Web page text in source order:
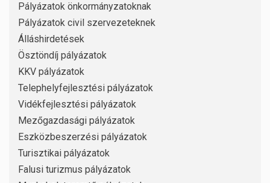
Pályázatok önkormányzatoknak
Pályázatok civil szervezeteknek
Álláshirdetések
Ösztöndíj pályázatok
KKV pályázatok
Telephelyfejlesztési pályázatok
Vidékfejlesztési pályázatok
Mezőgazdasági pályázatok
Eszközbeszerzési pályázatok
Turisztikai pályázatok
Falusi turizmus pályázatok